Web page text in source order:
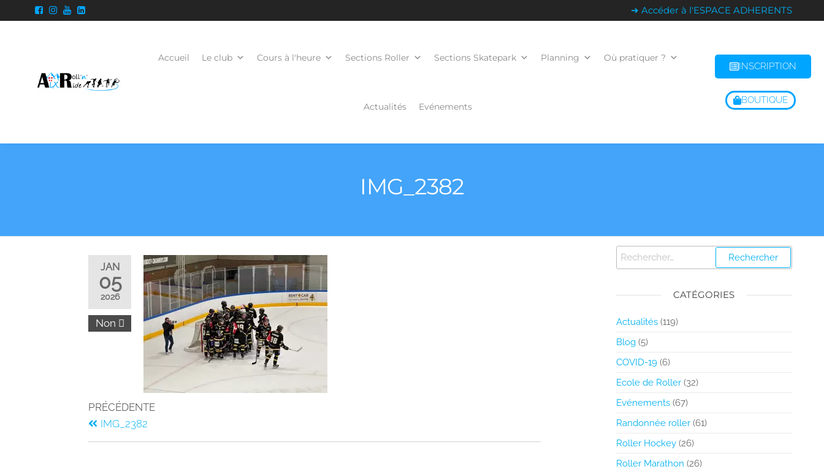
➔ Accéder à l'ESPACE ADHERENTS
Accueil Le club Cours à l'heure Sections Roller Sections Skatepark Planning Où pratiquer ?
Actualités Evénements
INSCRIPTION
BOUTIQUE
IMG_2382
JAN
05
2026
Non
PRÉCÉDENTE
IMG_2382
CATÉGORIES
Actualités(119)
Blog(5)
COVID-19(6)
Ecole de Roller(32)
Evénements(67)
Randonnée roller(61)
Roller Hockey(26)
Roller Marathon (26)